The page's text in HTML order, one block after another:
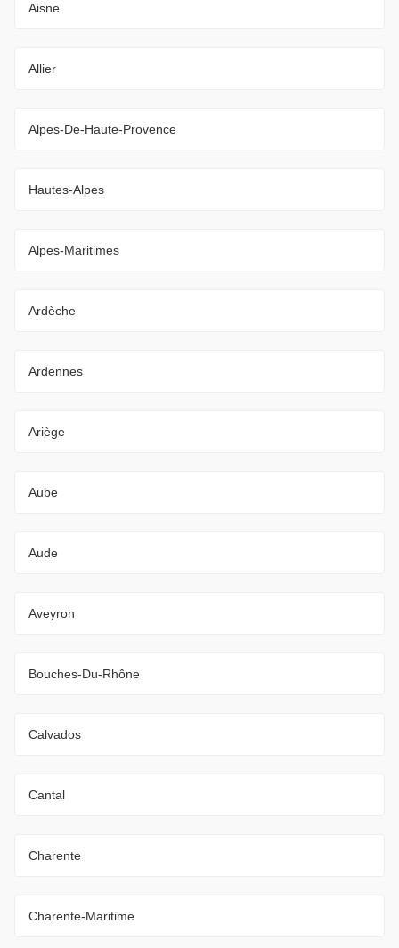
Aisne
Allier
Alpes-De-Haute-Provence
Hautes-Alpes
Alpes-Maritimes
Ardèche
Ardennes
Ariège
Aube
Aude
Aveyron
Bouches-Du-Rhône
Calvados
Cantal
Charente
Charente-Maritime